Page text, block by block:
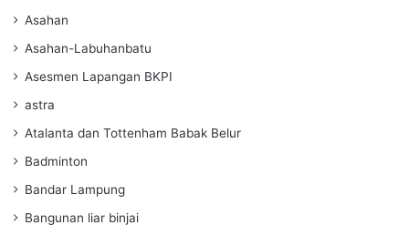
Asahan
Asahan-Labuhanbatu
Asesmen Lapangan BKPI
astra
Atalanta dan Tottenham Babak Belur
Badminton
Bandar Lampung
Bangunan liar binjai